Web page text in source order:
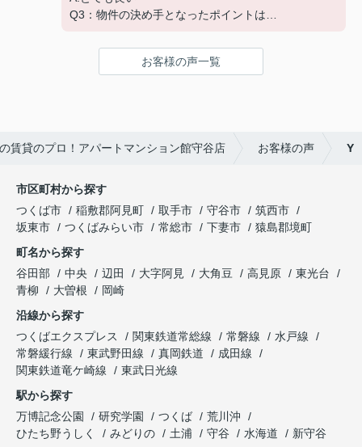
Q3：物件の決め手となったポイントは？
お客様の声一覧
賃貸のプロ！アパートマンション館守谷店 お客様の声 Y
市区町村から探す
つくば市
稲敷郡阿見町 取手市 守谷市
筑西市
坂東市
つくばみらい市 常総市 下妻市
猿島郡境町
町名から探す
谷田部
中央 辺田 大字阿見 大角豆 高見原
東光台
青柳
大曽根
岡崎
沿線から探す
つくばエクスプレス
関東鉄道常総線 常磐線
水戸線
常磐緩行線
東武野田線 真岡鉄道
成田線
関東鉄道竜ケ崎線
東武日光線
駅から探す
万博記念公園
研究学園 つくば
荒川沖
ひたち野うしく
みどりの 土浦 守谷 水海道 新守谷